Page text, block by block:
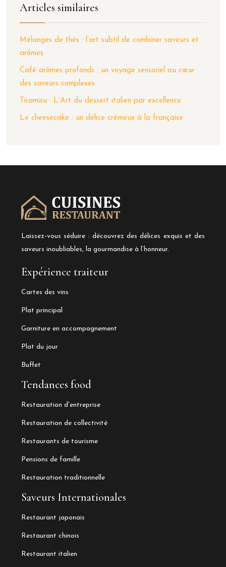
Articles similaires
Mélanges de thés : l’art subtil de combiner saveurs et
arômes
Café arômes profonds : un voyage sensoriel au cœur
des saveurs complexes
Tiramisu : L’Art du dessert italien par excellence
Le cheesecake : un délice crémeux à la française
Laissez-vous séduire : découvrez des délices exquis et des
saveurs inoubliables, la gourmandise à l’honneur.
Expérience traiteur
Cartes des vins
Plat principal
Garniture en accompagnement
Plat du jour
Buffet
Tendances food
Restauration d'entreprise
Restauration de collectivité
Restaurants de tourisme
Pensions de famille
Restauration traditionnelle
Saveurs Internationales
Restaurant japonais
Restaurant chinois
Restaurant italien